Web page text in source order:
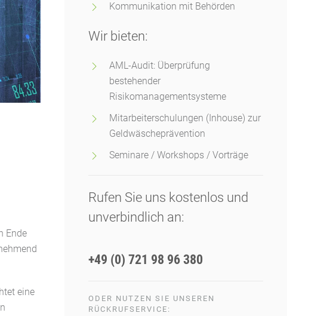
Ende
eine
Kommunikation mit Behörden
Wir bieten:
AML-Audit: Überprüfung
bestehender
Risikomanagementsysteme
Mitarbeiterschulungen (Inhouse) zur
Geldwäscheprävention
Seminare / Workshops / Vorträge
Rufen Sie uns kostenlos und
unverbindlich an:
+49 (0) 721 98 96 380
ODER NUTZEN SIE UNSEREN
RÜCKRUFSERVICE: